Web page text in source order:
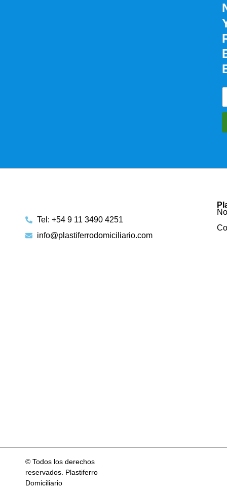
Tel: +54 9 11 3490 4251
info@plastiferrodomiciliario.com
© Todos los derechos
reservados. Plastiferro
Domiciliario